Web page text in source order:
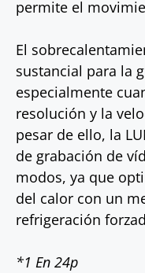
permite el
El
sustancial para la
especialmente
resolución y la
pesar de ello, la
de grabación de
modos, ya que
del calor con un
refrigeración
*1 En 24p